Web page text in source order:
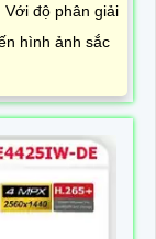
Với độ phân giải
hình ảnh sắc